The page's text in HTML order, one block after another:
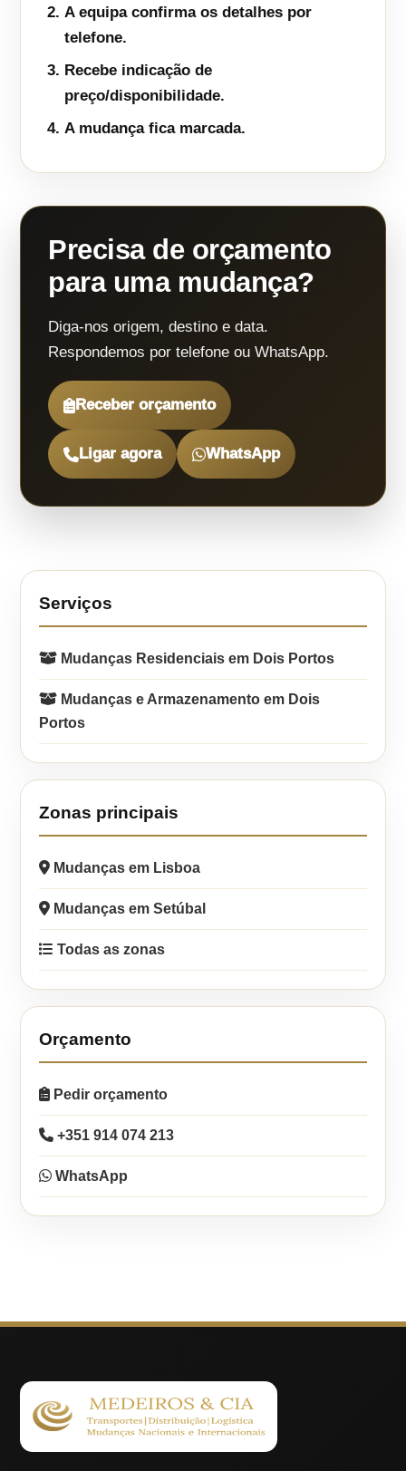
A equipa confirma os detalhes por
telefone.
Recebe indicação de
preço/disponibilidade.
A mudança fica marcada.
Precisa de orçamento
para uma mudança?
Diga-nos origem, destino e data.
Respondemos por telefone ou WhatsApp.
Receber orçamento
Ligar agora WhatsApp
Serviços
Mudanças Residenciais em Dois Portos
Mudanças e Armazenamento em Dois
Portos
Zonas principais
Mudanças em Lisboa
Mudanças em Setúbal
Todas as zonas
Orçamento
Pedir orçamento
+351 914 074 213
WhatsApp